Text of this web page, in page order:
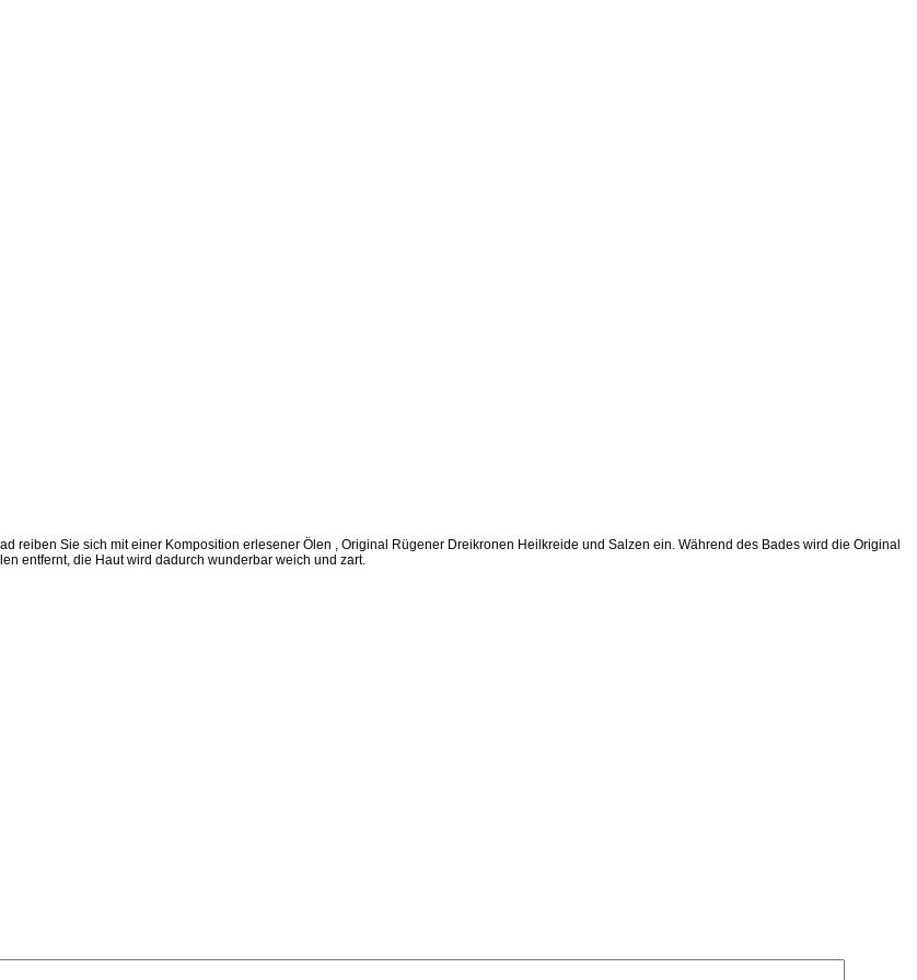
reiben Sie sich mit einer Komposition erlesener Ölen , Original Rügener Dreikronen Heilkreide und Salzen ein. Während des Bades wird die Original
entfernt, die Haut wird dadurch wunderbar weich und zart.